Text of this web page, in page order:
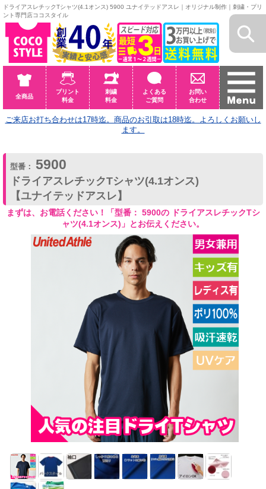
ドライアスレチックTシャツ(4.1オンス) 5900 ユナイテッドアスレ｜オリジナル制作｜刺繍・プリ
ント専門店ココスタイル
全商品
プリント
料金
刺繍
料金
よくある
ご質問
お問い
合わせ
ご来店お打ち合わせは17時迄。商品のお引取は18時迄。よろしくお願いし
ます。
型番： 5900
ドライアスレチックTシャツ(4.1オンス)
【ユナイテッドアスレ】
まずは、お電話ください！「型番： 5900の ドライアスレチックTシ
ャツ(4.1オンス)」とお伝えください。